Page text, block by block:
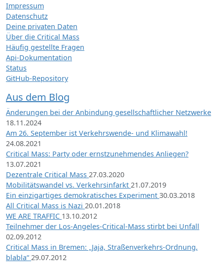
Impressum
Datenschutz
Deine privaten Daten
Über die Critical Mass
Häufig gestellte Fragen
Api-Dokumentation
Status
GitHub-Repository
Aus dem Blog
Änderungen bei der Anbindung gesellschaftlicher Netzwerke
18.11.2024
Am 26. September ist Verkehrswende- und Klimawahl!
24.08.2021
Critical Mass: Party oder ernstzunehmendes Anliegen?
13.07.2021
Dezentrale Critical Mass 27.03.2020
Mobilitätswandel vs. Verkehrsinfarkt 21.07.2019
Ein einzigartiges demokratisches Experiment 30.03.2018
All Critical Mass is Nazi 20.01.2018
WE ARE TRAFFIC 13.10.2012
Teilnehmer der Los-Angeles-Critical-Mass stirbt bei Unfall
02.09.2012
Critical Mass in Bremen: „Jaja, Straßenverkehrs-Ordnung,
blabla“ 29.07.2012